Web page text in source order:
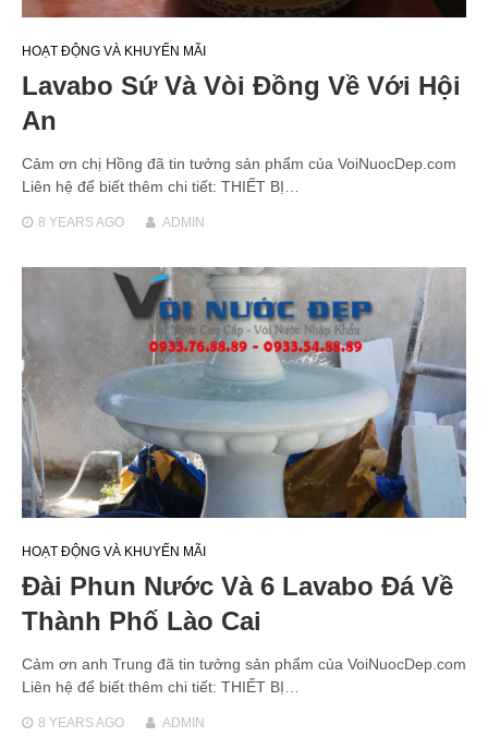
HOẠT ĐỘNG VÀ KHUYẾN MÃI
Lavabo Sứ Và Vòi Đồng Về Với Hội
An
Cảm ơn chị Hồng đã tin tưởng sản phẩm của VoiNuocDep.com
Liên hệ để biết thêm chi tiết: THIẾT BỊ…
8 YEARSAGO ADMIN
HOẠT ĐỘNG VÀ KHUYẾN MÃI
Đài Phun Nước Và 6 Lavabo Đá Về
Thành Phố Lào Cai
Cảm ơn anh Trung đã tin tưởng sản phẩm của VoiNuocDep.com
Liên hệ để biết thêm chi tiết: THIẾT BỊ…
8 YEARSAGO ADMIN